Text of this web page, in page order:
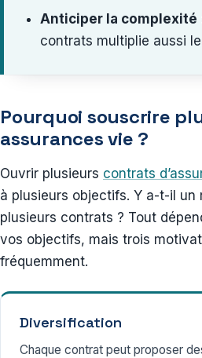
Anticiper la complexité
contrats multiplie aussi
Pourquoi souscrire
assurances vie ?
Ouvrir plusieurs contrats
à plusieurs objectifs. Y a-t-il un
plusieurs contrats ? Tout
vos objectifs, mais trois
fréquemment.
Diversification
Chaque contrat peut proposer